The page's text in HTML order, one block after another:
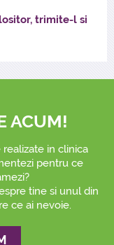
trimite-l si
ACUM!
in clinica
pentru ce
tine si unul din
ce ai nevoie.